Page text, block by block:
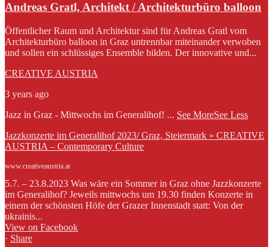
Andreas Gratl, Architekt / Architekturbüro balloon
Öffentlicher Raum und Architektur sind für Andreas Gratl vom
Architekturbüro balloon in Graz untrennbar miteinander verwoben
und sollen ein schlüssiges Ensemble bilden. Der innovative und...
CREATIVE AUSTRIA
3 years ago
Jazz in Graz - Mittwochs im Generalihof! ... See MoreSee Less
Jazzkonzerte im Generalihof 2023/ Graz, Steiermark » CREATIVE
AUSTRIA – Contemporary Culture
www.creativeaustria.at
5.7. – 23.8.2023 Was wäre ein Sommer in Graz ohne Jazzkonzerte
im Generalihof? Jeweils mittwochs um 19.30 finden Konzerte in
einem der schönsten Höfe der Grazer Innenstadt statt: Von der
ukrainis...
View on Facebook
· Share